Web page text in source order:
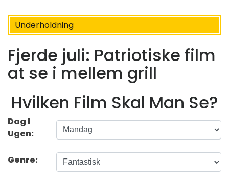
Underholdning
Fjerde juli: Patriotiske film
at se i mellem grill
Hvilken Film Skal Man Se?
Dag I
Ugen:
Genre: